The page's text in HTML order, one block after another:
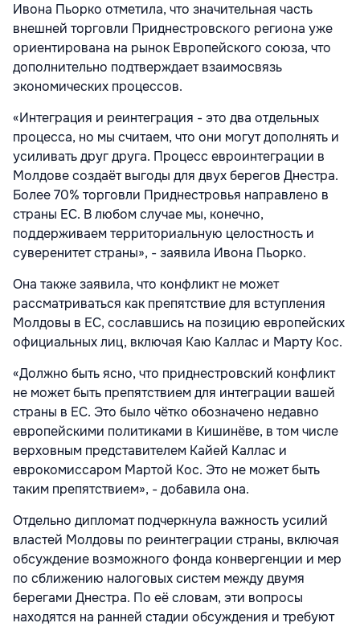
Ивона Пьорко отметила, что значительная часть
внешней торговли Приднестровского региона уже
ориентирована на рынок Европейского союза, что
дополнительно подтверждает взаимосвязь
экономических процессов.
«Интеграция и реинтеграция - это два отдельных
процесса, но мы считаем, что они могут дополнять и
усиливать друг друга. Процесс евроинтеграции в
Молдове создаёт выгоды для двух берегов Днестра.
Более 70% торговли Приднестровья направлено в
страны ЕС. В любом случае мы, конечно,
поддерживаем территориальную целостность и
суверенитет страны», - заявила Ивона Пьорко.
Она также заявила, что конфликт не может
рассматриваться как препятствие для вступления
Молдовы в ЕС, сославшись на позицию европейских
официальных лиц, включая Каю Каллас и Марту Кос.
«Должно быть ясно, что приднестровский конфликт
не может быть препятствием для интеграции вашей
страны в ЕС. Это было чётко обозначено недавно
европейскими политиками в Кишинёве, в том числе
верховным представителем Кайей Каллас и
еврокомиссаром Мартой Кос. Это не может быть
таким препятствием», - добавила она.
Отдельно дипломат подчеркнула важность усилий
властей Молдовы по реинтеграции страны, включая
обсуждение возможного фонда конвергенции и мер
по сближению налоговых систем между двумя
берегами Днестра. По её словам, эти вопросы
находятся на ранней стадии обсуждения и требуют